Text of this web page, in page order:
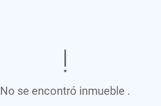
No se encontró inmueble .